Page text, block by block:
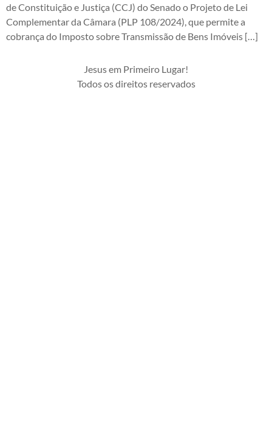
de Constituição e Justiça (CCJ) do Senado o Projeto de Lei
Complementar da Câmara (PLP 108/2024), que permite a
cobrança do Imposto sobre Transmissão de Bens Imóveis […]
Jesus em Primeiro Lugar!
Todos os direitos reservados